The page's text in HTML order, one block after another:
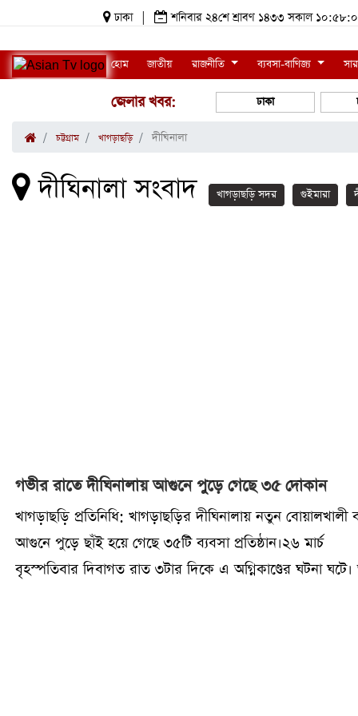
ঢাকা শনিবার ২৪শে শ্রাবণ ১৪৩৩ সকাল
হোম জাতীয় রাজনীতি ব্যবসা-বাণিজ্য
জেলার খবর: ঢাকা
চট্টগ্রাম খাগড়াছড়ি দীঘিনালা
দীঘিনালা সংবাদ খাগড়াছড়ি সদর গুইমারা
গভীর রাতে দীঘিনালায় আগুনে পুড়ে গেছে ৩৫ দোকান
খাগড়াছড়ি প্রতিনিধি: খাগড়াছড়ির দীঘিনালায় নতুন বোয়ালখালী
আগুনে পুড়ে ছাঁই হয়ে গেছে ৩৫টি ব্যবসা প্রতিষ্ঠান।২৬ মার্চ
বৃহস্পতিবার দিবাগত রাত ৩টার দিকে এ অগ্নিকাণ্ডের ঘটনা